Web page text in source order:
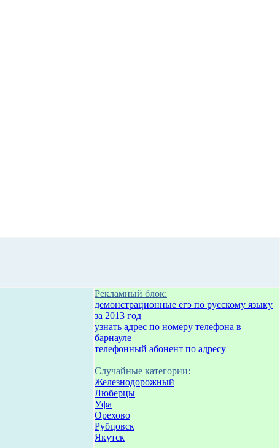
Рекламный блок:
демонстрационные егэ по русскому языку
за 2013 год
узнать адрес по номеру телефона в
барнауле
телефонный абонент по адресу
Случайные категории:
Железнодорожный
Люберцы
Уфа
Орехово
Рубцовск
Якутск